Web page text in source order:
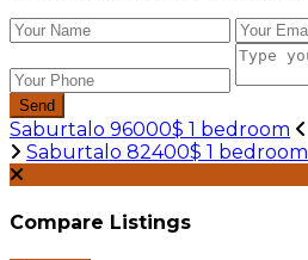
Send
Saburtalo 96000$ 1 bedroom
Saburtalo 82400$ 1 bedroom
Compare Listings